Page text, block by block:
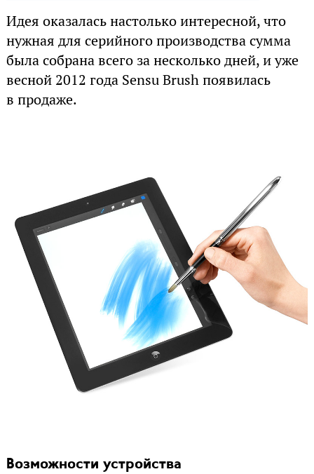
Идея оказалась настолько интересной, что
нужная для серийного производства сумма
была собрана всего за несколько дней, и уже
весной 2012 года Sensu Brush появилась
в продаже.
Возможности устройства